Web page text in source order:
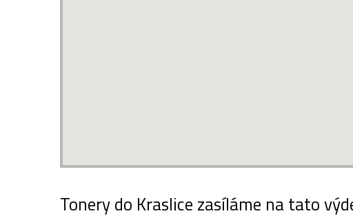
Tonery do Kraslice zasíláme na tato